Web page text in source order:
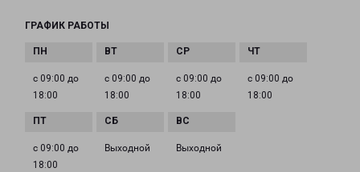
ГРАФИК РАБОТЫ
с 09:00 до
18:00
с 09:00 до
18:00
с 09:00 до
18:00
с 09:00 до
18:00
с 09:00 до
18:00
Выходной Выходной